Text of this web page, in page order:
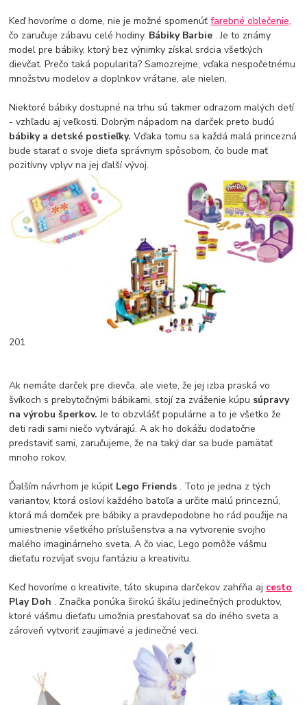
Keď hovoríme o dome, nie je možné spomenúťfarebné oblečenie,
čo zaručuje zábavu celé hodiny. Bábiky Barbie. Je to známy
model pre bábiky, ktorý bez výnimky získal srdcia všetkých
dievčat. Prečo taká popularita? Samozrejme, vďaka nespočetnému
množstvu modelov a doplnkov vrátane, ale nielen,
Niektoré bábiky dostupné na trhu sú takmer odrazom malých detí
- vzhľadu aj veľkosti. Dobrým nápadom na darček preto budú
bábiky a detské postieľky.Vďaka tomu sa každá malá princezná
bude starať o svoje dieťa správnym spôsobom, čo bude mať
pozitívny vplyv na jej ďalší vývoj.
201
Ak nemáte darček pre dievča, ale viete, že jej izba praská vo
švíkoch s prebytočnými bábikami, stojí za zváženie kúpu súpravy
na výrobu šperkov.Je to obzvlášť populárne a to je všetko že
deti radi sami niečo vytvárajú. A ak ho dokážu dodatočne
predstaviť sami, zaručujeme, že na taký dar sa bude pamätať
mnoho rokov.
Ďalším návrhom je kúpiť Lego Friends. Toto je jedna z tých
variantov, ktorá osloví každého batoľa a určite malú princeznú,
ktorá má domček pre bábiky a pravdepodobne ho rád použije na
umiestnenie všetkého príslušenstva a na vytvorenie svojho
malého imaginárneho sveta. A čo viac, Lego pomôže vášmu
dieťaťu rozvíjať svoju fantáziu a kreativitu.
Keď hovoríme o kreativite, táto skupina darčekov zahŕňa aj cesto
Play Doh. Značka ponúka širokú škálu jedinečných produktov,
ktoré vášmu dieťaťu umožnia presťahovať sa do iného sveta a
zároveň vytvoriť zaujímavé a jedinečné veci.